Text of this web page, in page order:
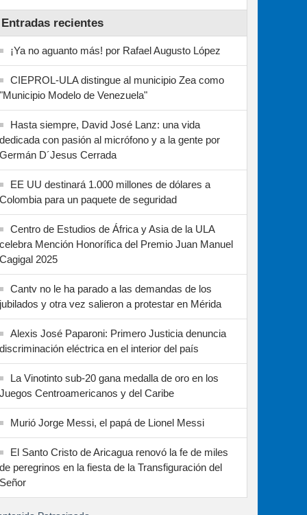
Entradas recientes
¡Ya no aguanto más! por Rafael Augusto López
CIEPROL-ULA distingue al municipio Zea como
"Municipio Modelo de Venezuela"
Hasta siempre, David José Lanz: una vida
dedicada con pasión al micrófono y a la gente por
Germán D´Jesus Cerrada
EE UU destinará 1.000 millones de dólares a
Colombia para un paquete de seguridad
Centro de Estudios de África y Asia de la ULA
celebra Mención Honorífica del Premio Juan Manuel
Cagigal 2025
Cantv no le ha parado a las demandas de los
jubilados y otra vez salieron a protestar en Mérida
Alexis José Paparoni: Primero Justicia denuncia
discriminación eléctrica en el interior del país
La Vinotinto sub-20 gana medalla de oro en los
Juegos Centroamericanos y del Caribe
Murió Jorge Messi, el papá de Lionel Messi
El Santo Cristo de Aricagua renovó la fe de miles
de peregrinos en la fiesta de la Transfiguración del
Señor